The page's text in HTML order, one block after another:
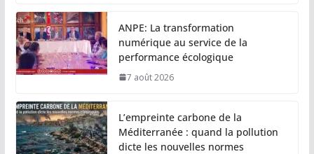
ANPE: La transformation
numérique au service de la
performance écologique
7 août 2026
L’empreinte carbone de la
Méditerranée : quand la pollution
dicte les nouvelles normes